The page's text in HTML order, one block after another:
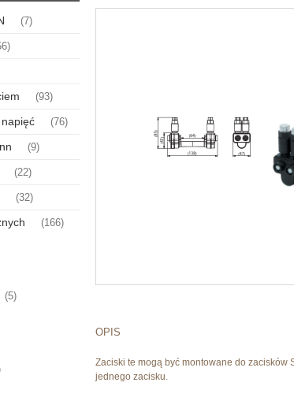
(7)
(93)
(76)
(9)
(22)
(32)
(166)
(5)
OPIS
Zaciski te mogą być montowane do zacisków
jednego zacisku.